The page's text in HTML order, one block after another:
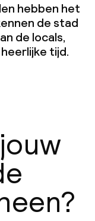
hebben het
de stad
de locals,
tijd.